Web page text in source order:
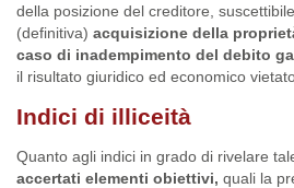
della posizione del creditore,
(definitiva) acquisizione della
caso di inadempimento del debito
il risultato giuridico ed economico
Indici di illiceità
Quanto agli indici in grado di rivelare
accertati elementi obiettivi, quali la